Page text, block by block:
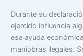
Durante su
ejercido influencia
esa ayuda
maniobras ilegales.